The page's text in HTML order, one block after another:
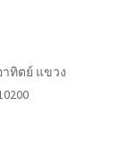
ทิตย์ แขวง